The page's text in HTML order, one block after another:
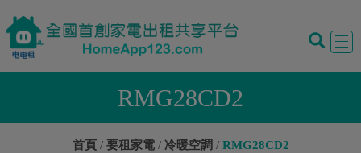
RMG28CD2
首頁 要租家電 冷暖空調 RMG28CD2